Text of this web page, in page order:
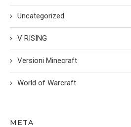
Uncategorized
V RISING
Versioni Minecraft
World of Warcraft
META